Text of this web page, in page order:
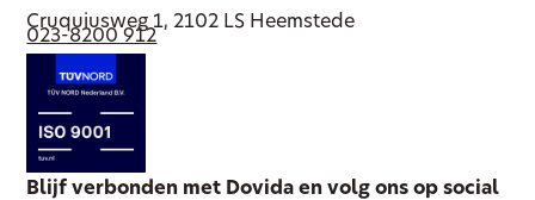
Cruquiusweg 1, 2102 LS Heemstede
023-8200 912
Blijf verbonden met Dovida en volg ons op social